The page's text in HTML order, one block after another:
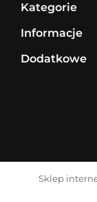
Kategorie
Informacje
Dodatkowe
Sklep